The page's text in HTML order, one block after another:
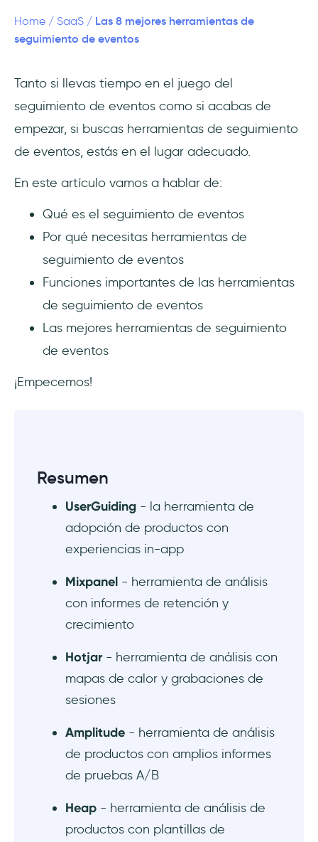
Segmentación de usuarios
Creación de eventos personalizados
Seguimiento hacia atrás
Transmisión de datos en tiempo real
Integraciones
Las mejores herramientas de seguimiento de
eventos
UserGuiding
Mixpanel
Amplitude
Matomo
Google Analytics (GA4)
Conclusión
Preguntas Frecuentes
¿Qué es el seguimiento de eventos en
¿Cuál es un ejemplo de seguimiento de
Home / SaaS / Las 8 mejores herramientas de
seguimiento de eventos
Tanto si llevas tiempo en el juego del
seguimiento de eventos como si acabas de
empezar, si buscas herramientas de seguimiento
de eventos, estás en el lugar adecuado.
En este artículo vamos a hablar de:
Qué es el seguimiento de eventos
Por qué necesitas herramientas de
seguimiento de eventos
Funciones importantes de las herramientas
de seguimiento de eventos
Las mejores herramientas de seguimiento
de eventos
¡Empecemos!
Resumen
UserGuiding - la herramienta de
adopción de productos con
experiencias in-app
Mixpanel - herramienta de análisis
con informes de retención y
crecimiento
Hotjar - herramienta de análisis con
mapas de calor y grabaciones de
sesiones
Amplitude - herramienta de análisis
de productos con amplios informes
de pruebas A/B
Heap - herramienta de análisis de
productos con plantillas de